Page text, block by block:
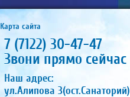
Карта сайта
7 (7122) 30-47-47
Звони прямо сейчас
Наш адрес:
ул.Алипова 3(ост.Санаторий)